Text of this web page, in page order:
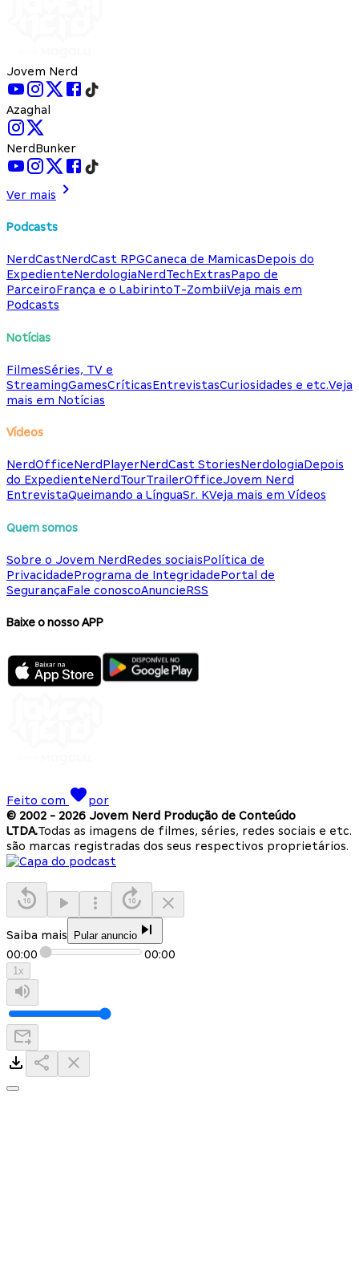
Jovem Nerd
Azaghal
NerdBunker
Ver mais
Podcasts
NerdCastNerdCast RPGCaneca de MamicasDepois do
ExpedienteNerdologiaNerdTechExtrasPapo de
ParceiroFrança e o LabirintoT-ZombiiVeja mais em
Podcasts
Notícias
FilmesSéries, TV e
StreamingGamesCríticasEntrevistasCuriosidades e etc.Veja
mais em Notícias
Vídeos
NerdOfficeNerdPlayerNerdCast StoriesNerdologiaDepois
do ExpedienteNerdTourTrailerOfficeJovem Nerd
EntrevistaQueimando a LínguaSr. KVeja mais em Vídeos
Quem somos
Sobre o Jovem NerdRedes sociaisPolítica de
PrivacidadePrograma de IntegridadePortal de
SegurançaFale conoscoAnuncieRSS
Baixe o nosso APP
Feito com
por
© 2002 - 2026 Jovem Nerd Produção de Conteúdo
LTDA.Todas as imagens de filmes, séries, redes sociais e etc.
são marcas registradas dos seus respectivos proprietários.
Saiba mais Pular anuncio
00:00 00:00
1x